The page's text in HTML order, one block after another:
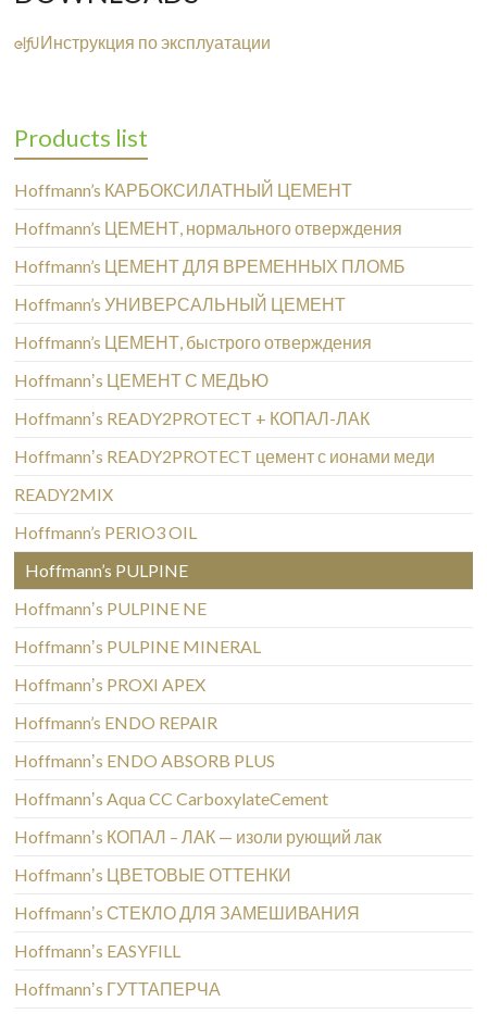
Инструкция по эксплуатации
Products list
Hoffmann’s КАРБОКСИЛАТНЫЙ ЦЕМЕНТ
Hoffmann’s ЦЕМЕНТ, нормального отверждения
Hoffmann’s ЦЕМЕНТ ДЛЯ ВРЕМЕННЫХ ПЛОМБ
Hoffmann’s УНИВЕРСАЛЬНЫЙ ЦЕМЕНТ
Hoffmann’s ЦЕМЕНТ, быстрого отверждения
Hoffmannʼs ЦЕМЕНТ С МЕДЬЮ
Hoffmannʼs READY2PROTECT + КОПАЛ-ЛАК
Hoffmannʼs READY2PROTECT цемент с ионами меди
READY2MIX
Hoffmann’s PERIO3 OIL
Hoffmann’s PULPINE
Hoffmannʼs PULPINE NE
Hoffmannʼs PULPINE MINERAL
Hoffmannʼs PROXI APEX
Hoffmann’s ENDO REPAIR
Hoffmannʼs ENDO ABSORB PLUS
Hoffmannʼs Aqua CC CarboxylateCement
Hoffmannʼs КОПАЛ – ЛАК — изоли рующий лак
Hoffmannʼs ЦВЕТОВЫЕ ОТТЕНКИ
Hoffmannʼs СТЕКЛО ДЛЯ ЗАМЕШИВАНИЯ
Hoffmannʼs EASYFILL
Hoffmannʼs ГУТТАПЕРЧА